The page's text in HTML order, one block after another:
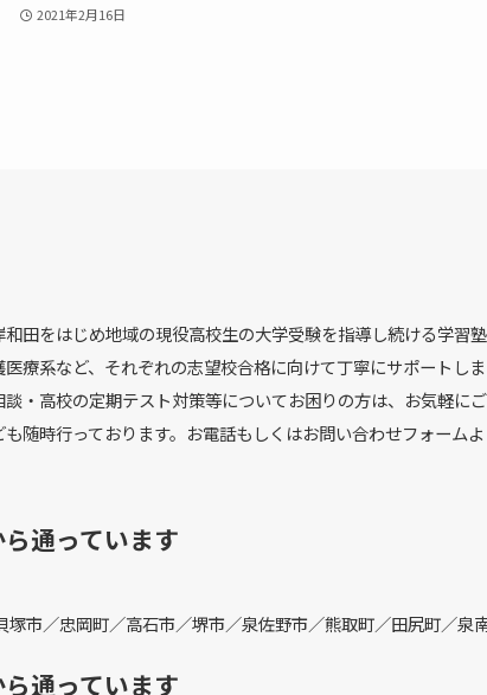
2021年2月16日
田をはじめ地域の現役高校生の大学受験を指導し続ける学習
療系など、それぞれの志望校合格に向けて丁寧にサポートし
・高校の定期テスト対策等についてお困りの方は、お気軽に
随時行っております。お電話もしくはお問い合わせフォーム
通っています
塚市／忠岡町／高石市／堺市／泉佐野市／熊取町／田尻町／泉
通っています